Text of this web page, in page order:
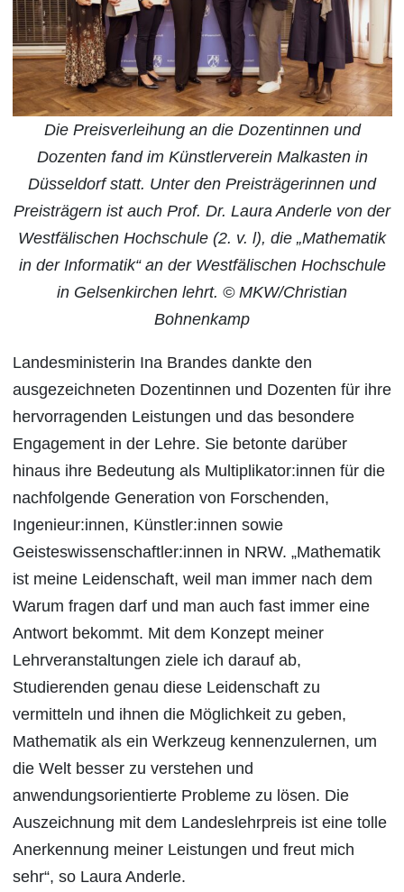
Die Preisverleihung an die Dozentinnen und
Dozenten fand im Künstlerverein Malkasten in
Düsseldorf statt. Unter den Preisträgerinnen und
Preisträgern ist auch Prof. Dr. Laura Anderle von der
Westfälischen Hochschule (2. v. l), die „Mathematik
in der Informatik“ an der Westfälischen Hochschule
in Gelsenkirchen lehrt. © MKW/Christian
Bohnenkamp
Landesministerin Ina Brandes dankte den
ausgezeichneten Dozentinnen und Dozenten für ihre
hervorragenden Leistungen und das besondere
Engagement in der Lehre. Sie betonte darüber
hinaus ihre Bedeutung als Multiplikator:innen für die
nachfolgende Generation von Forschenden,
Ingenieur:innen, Künstler:innen sowie
Geisteswissenschaftler:innen in NRW. „Mathematik
ist meine Leidenschaft, weil man immer nach dem
Warum fragen darf und man auch fast immer eine
Antwort bekommt. Mit dem Konzept meiner
Lehrveranstaltungen ziele ich darauf ab,
Studierenden genau diese Leidenschaft zu
vermitteln und ihnen die Möglichkeit zu geben,
Mathematik als ein Werkzeug kennenzulernen, um
die Welt besser zu verstehen und
anwendungsorientierte Probleme zu lösen. Die
Auszeichnung mit dem Landeslehrpreis ist eine tolle
Anerkennung meiner Leistungen und freut mich
sehr“, so Laura Anderle.